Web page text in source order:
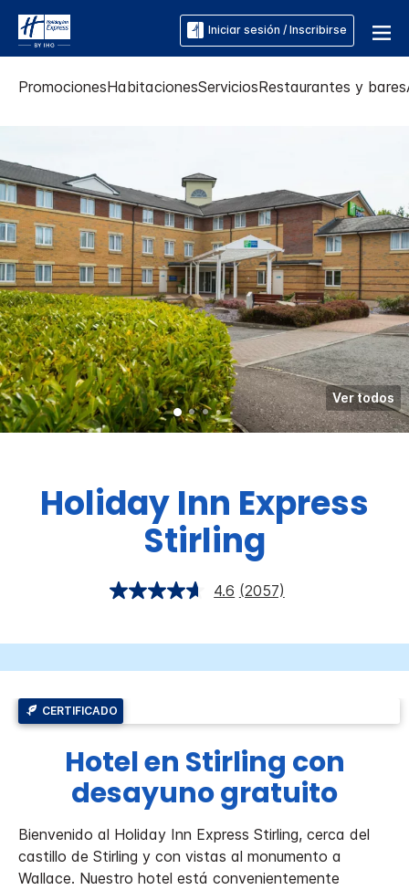
Iniciar sesión / Inscribirse
PromocionesHabitacionesServiciosRestaurantes y bares
Ver todos
Holiday Inn Express
Stirling
4.6 (2057)
CERTIFICADO
Hotel en Stirling con
desayuno gratuito
Bienvenido al Holiday Inn Express Stirling, cerca del
castillo de Stirling y con vistas al monumento a
Wallace. Nuestro hotel está convenientemente